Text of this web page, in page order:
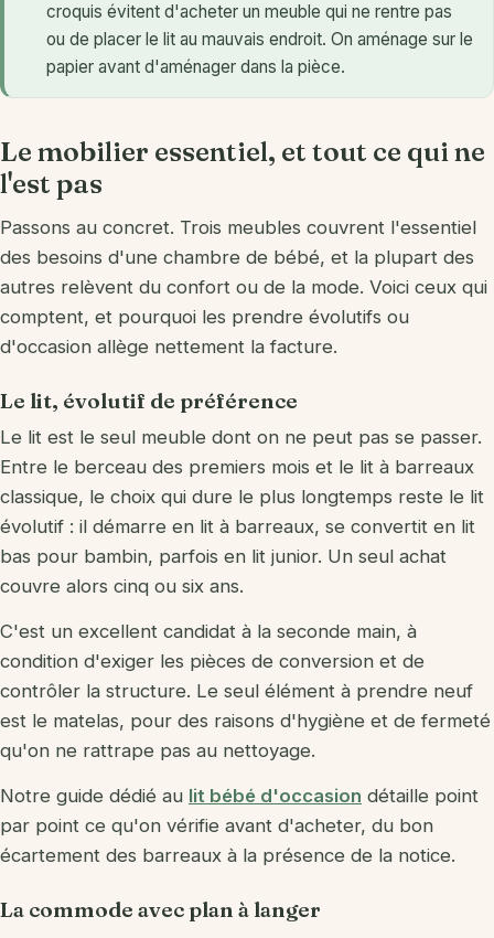
croquis évitent d'acheter un meuble qui ne rentre pas
ou de placer le lit au mauvais endroit. On aménage sur le
papier avant d'aménager dans la pièce.
Le mobilier essentiel, et tout ce qui ne
l'est pas
Passons au concret. Trois meubles couvrent l'essentiel
des besoins d'une chambre de bébé, et la plupart des
autres relèvent du confort ou de la mode. Voici ceux qui
comptent, et pourquoi les prendre évolutifs ou
d'occasion allège nettement la facture.
Le lit, évolutif de préférence
Le lit est le seul meuble dont on ne peut pas se passer.
Entre le berceau des premiers mois et le lit à barreaux
classique, le choix qui dure le plus longtemps reste le lit
évolutif : il démarre en lit à barreaux, se convertit en lit
bas pour bambin, parfois en lit junior. Un seul achat
couvre alors cinq ou six ans.
C'est un excellent candidat à la seconde main, à
condition d'exiger les pièces de conversion et de
contrôler la structure. Le seul élément à prendre neuf
est le matelas, pour des raisons d'hygiène et de fermeté
qu'on ne rattrape pas au nettoyage.
Notre guide dédié au lit bébé d'occasion détaille point
par point ce qu'on vérifie avant d'acheter, du bon
écartement des barreaux à la présence de la notice.
La commode avec plan à langer